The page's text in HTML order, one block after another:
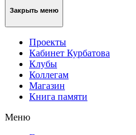
Закрыть меню
Проекты
Кабинет Курбатова
Клубы
Коллегам
Магазин
Книга памяти
Меню